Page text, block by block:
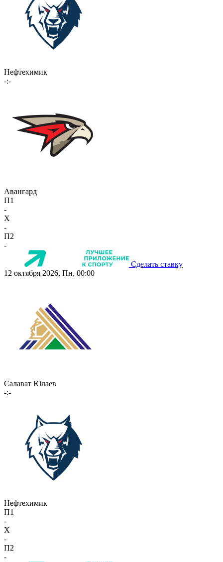
Нефтехимик
-:-
Авангард
П1
-
X
-
П2
-
Сделать ставку
12 октября 2026, Пн, 00:00
Салават Юлаев
-:-
Нефтехимик
П1
-
X
-
П2
-